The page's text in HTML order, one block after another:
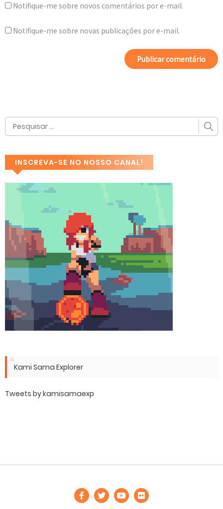
Notifique-me sobre novos comentários por e-mail.
Notifique-me sobre novas publicações por e-mail.
INSCREVA-SE NO NOSSO CANAL!
Kami Sama Explorer
Tweets by kamisamaexp